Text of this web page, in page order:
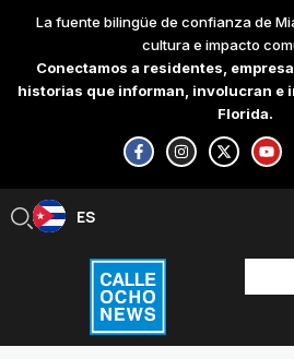
content
La fuente bilingüe de confianza de
cultura e impacto
Conectamos a residentes,
historias que informan, involucran e
Florida.
F
a
c
e
-
f
I
n
s
t
X
-
t
w
Y
o
u
t
ES
EN